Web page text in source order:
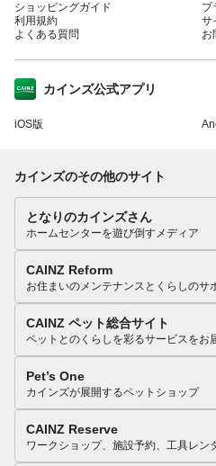
ショッピングガイド
利用規約
よくある質問
プ
サ
お
カインズ公式アプリ
iOS版
カインズのその他のサイト
となりのカインズさん
ホームセンターを遊び倒すメディア
CAINZ Reform
お住まいのメンテナンスとくらしのサ
CAINZ ペット総合サイト
ペットとのくらしを彩るサービスをお
Pet’s One
カインズが展開するペットショップ
CAINZ Reserve
ワークショップ、施設予約、工具レン